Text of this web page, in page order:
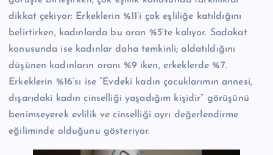
dikkat çekiyor: Erkeklerin %11’i çok eşliliğe katıldığını
belirtirken, kadınlarda bu oran %5’te kalıyor. Sadakat
konusunda ise kadınlar daha temkinli; aldatıldığını
düşünen kadınların oranı %9 iken, erkeklerde %7.
Erkeklerin %16’sı ise “Evdeki kadın çocuklarımın annesi,
dışarıdaki kadın cinselliği yaşadığım kişidir” görüşünü
benimseyerek evlilik ve cinselliği ayrı değerlendirme
eğiliminde olduğunu gösteriyor.